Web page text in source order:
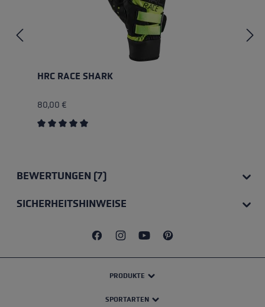
HRC RACE SHARK
80,00 €
BEWERTUNGEN (7)
SICHERHEITSHINWEISE
PRODUKTE
SPORTARTEN